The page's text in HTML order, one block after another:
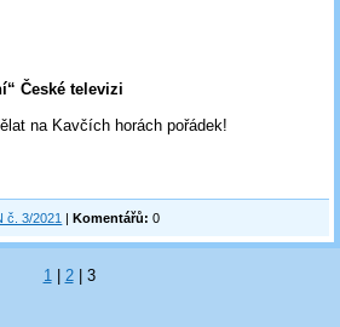
České televizi
na Kavčích horách pořádek!
č. 3/2021 |Komentářů: 0
1 2 3